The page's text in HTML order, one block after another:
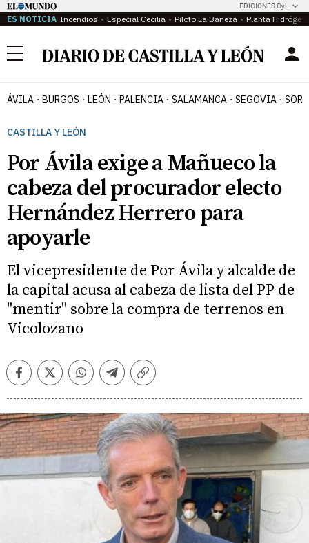
EDICIONES CyL
ES NOTICIA Incendios Especial Cecilia Piloto La Bañeza Planta
Menú
ÁVILA BURGOS LEÓN PALENCIA SALAMANCA SEGOVIA
CASTILLA Y LEÓN
Por Ávila exige a Mañueco la
cabeza del procurador electo
Hernández Herrero para
apoyarle
El vicepresidente de Por Ávila y alcalde de
la capital acusa al cabeza de lista del PP de
"mentir" sobre la compra de terrenos en
Vicolozano
FacebookTwitterWhatsappTelegramCopiar